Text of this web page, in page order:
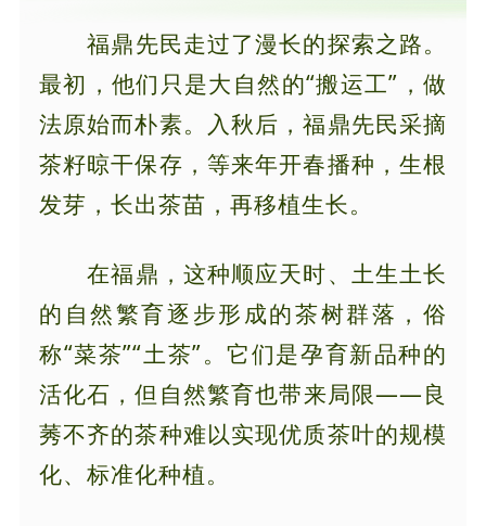
福鼎先民走过了漫长的探索之路。
最初，他们只是大自然的“搬运工”，做
法原始而朴素。入秋后，福鼎先民采摘
茶籽晾干保存，等来年开春播种，生根
发芽，长出茶苗，再移植生长。
在福鼎，这种顺应天时、土生土长
的自然繁育逐步形成的茶树群落，俗
称“菜茶”“土茶”。它们是孕育新品种的
活化石，但自然繁育也带来局限——良
莠不齐的茶种难以实现优质茶叶的规模
化、标准化种植。